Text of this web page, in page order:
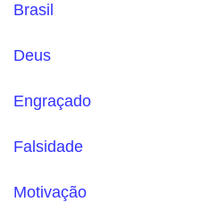
Brasil
Deus
Engraçado
Falsidade
Motivação